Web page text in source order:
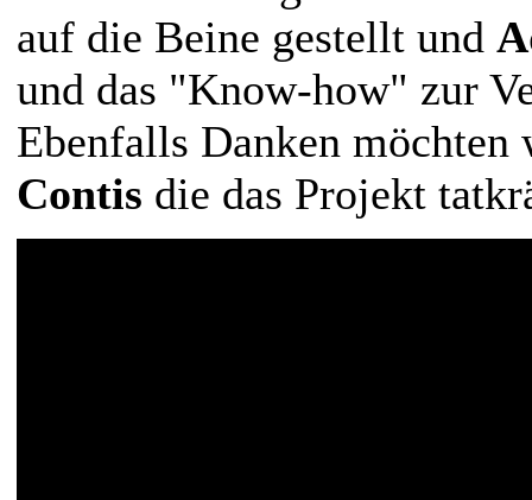
auf die Beine gestellt und
und das "Know-how" zur
Ebenfalls Danken
Contis die das Projekt